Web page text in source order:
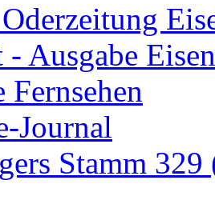
Ausgabe
Fernsehen
Journal
Stamm